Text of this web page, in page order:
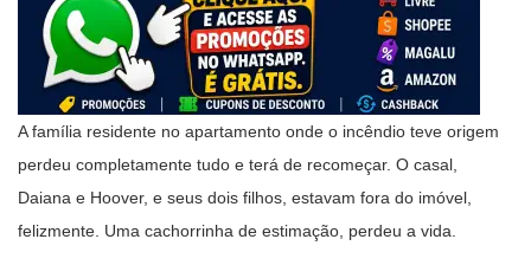
A família residente no apartamento onde o incêndio teve origem
perdeu completamente tudo e terá de recomeçar. O casal,
Daiana e Hoover, e seus dois filhos, estavam fora do imóvel,
felizmente. Uma cachorrinha de estimação, perdeu a vida.